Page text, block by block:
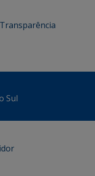
Transparência
Sul